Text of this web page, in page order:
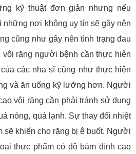
kỹ thuật đơn giản nhưng nếu
nơi không uy tín sẽ gây nên
cũng như gây nên tình trạng đau
răng người bệnh cần thực hiện
các nha sĩ cũng như thực hiện
và ăn uống kỹ lưỡng hơn. Người
vôi răng cần phải tránh sử dụng
nóng, quá lạnh. Sự thay đổi nhiệt
sẽ khiến cho răng bị ê buốt. Người
thực phẩm có độ bám dính cao